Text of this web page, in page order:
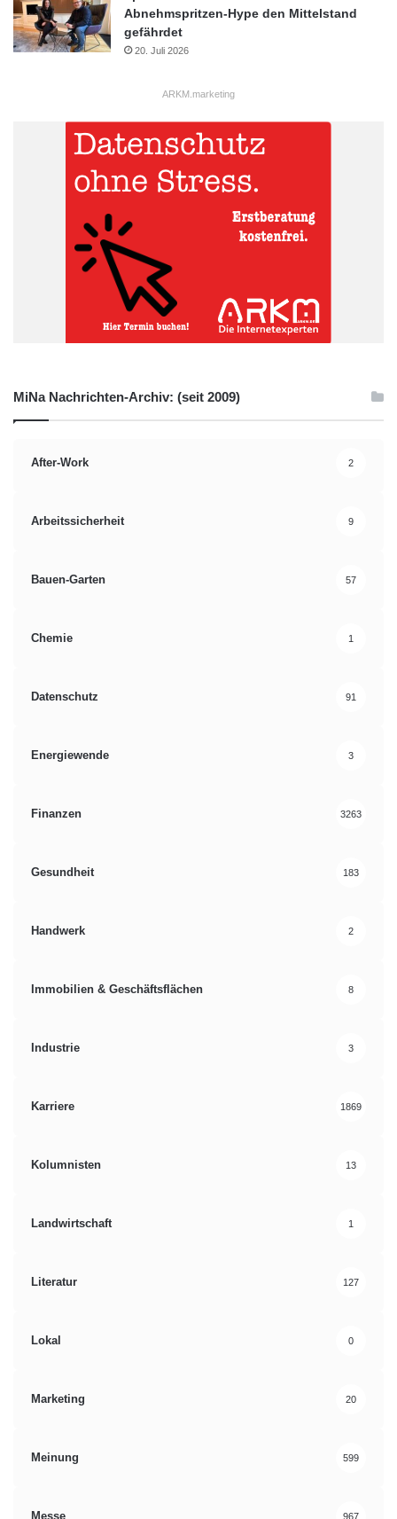
Abnehmspritzen-Hype den Mittelstand
gefährdet
20. Juli 2026
ARKM.marketing
MiNa Nachrichten-Archiv: (seit 2009)
After-Work 2
Arbeitssicherheit 9
Bauen-Garten 57
Chemie 1
Datenschutz 91
Energiewende 3
Finanzen 3263
Gesundheit 183
Handwerk 2
Immobilien & Geschäftsflächen 8
Industrie 3
Karriere 1869
Kolumnisten 13
Landwirtschaft 1
Literatur 127
Lokal 0
Marketing 20
Meinung 599
Messe 967